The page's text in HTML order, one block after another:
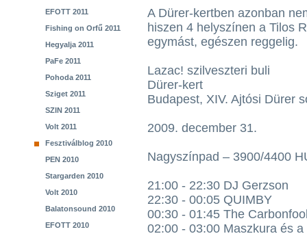
EFOTT 2011
Fishing on Orfű 2011
Hegyalja 2011
PaFe 2011
Pohoda 2011
Sziget 2011
SZIN 2011
Volt 2011
Fesztiválblog 2010
PEN 2010
Stargarden 2010
Volt 2010
Balatonsound 2010
EFOTT 2010
A Dürer-kertben azonban
hiszen 4 helyszínen a Tilos
egymást, egészen reggelig.
Lazac! szilveszteri buli
Dürer-kert
Budapest, XIV. Ajtósi Dürer
2009. december 31.
Nagyszínpad – 3900/4400
21:00 - 22:30 DJ Gerzson
22:30 - 00:05 QUIMBY
00:30 - 01:45 The
02:00 - 03:00 Maszkura és a